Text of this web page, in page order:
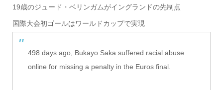
19歳のジュード・ベリンガムがイングランドの先制点
国際大会初ゴールはワールドカップで実現
498 days ago, Bukayo Saka suffered racial abuse
online for missing a penalty in the Euros final.